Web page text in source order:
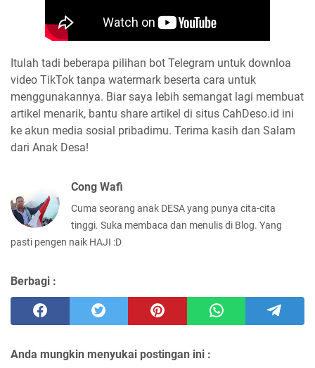
Itulah tadi beberapa pilihan bot Telegram untuk downloa
video TikTok tanpa watermark beserta cara untuk
menggunakannya. Biar saya lebih semangat lagi membuat
artikel menarik, bantu share artikel di situs CahDeso.id ini
ke akun media sosial pribadimu. Terima kasih dan Salam
dari Anak Desa!
Cong Wafi
Cuma seorang anak DESA yang punya cita-cita
tinggi. Suka membaca dan menulis di Blog. Yang
pasti pengen naik HAJI :D
Berbagi :
Anda mungkin menyukai postingan ini :